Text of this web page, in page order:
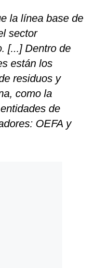
la línea base de
sector
[...] Dentro de
están los
residuos y
como la
de
OEFA y